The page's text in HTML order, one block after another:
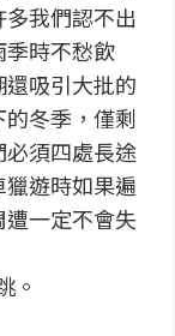
我們認不出
時不愁飲
吸引大批的
冬季，僅剩
須四處長途
遊時如果遍
一定不會失